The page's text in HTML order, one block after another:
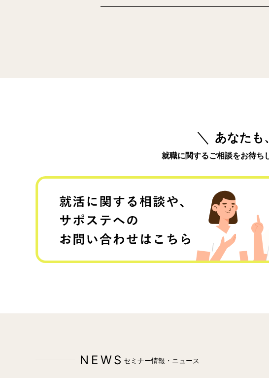
あなたも
就職に関するご相談をお待ち
NEWS セミナー情報・ニュース